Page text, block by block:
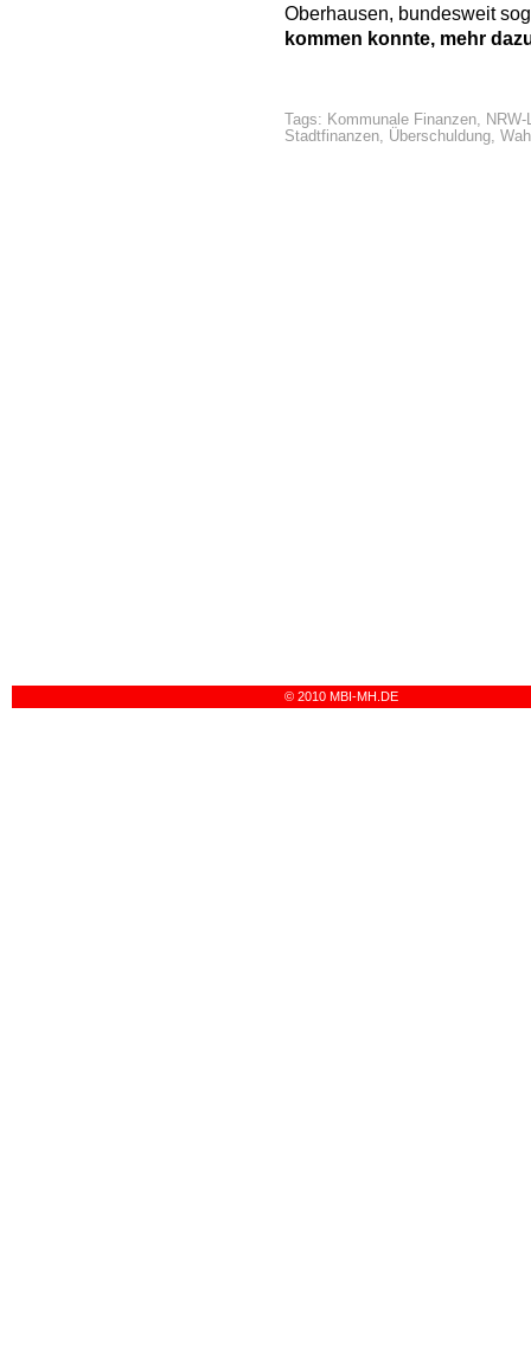
Oberhausen, bundesweit
kommen konnte, mehr
Tags: Kommunale Finanzen,
Stadtfinanzen, Überschuldung,
© 2010 MBI-MH.DE